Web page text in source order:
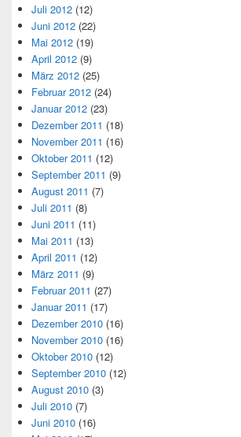
Juli 2012 (12)
Juni 2012 (22)
Mai 2012 (19)
April 2012 (9)
März 2012 (25)
Februar 2012 (24)
Januar 2012 (23)
Dezember 2011 (18)
November 2011 (16)
Oktober 2011 (12)
September 2011 (9)
August 2011 (7)
Juli 2011 (8)
Juni 2011 (11)
Mai 2011 (13)
April 2011 (12)
März 2011 (9)
Februar 2011 (27)
Januar 2011 (17)
Dezember 2010 (16)
November 2010 (16)
Oktober 2010 (12)
September 2010 (12)
August 2010 (3)
Juli 2010 (7)
Juni 2010 (16)